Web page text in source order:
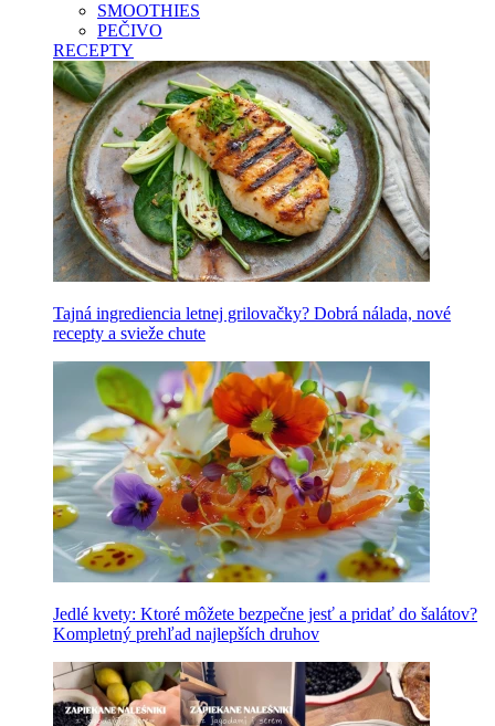
SMOOTHIES
PEČIVO
RECEPTY
Tajná ingrediencia letnej grilovačky? Dobrá nálada, nové
recepty a svieže chute
Jedlé kvety: Ktoré môžete bezpečne jesť a pridať do šalátov?
Kompletný prehľad najlepších druhov